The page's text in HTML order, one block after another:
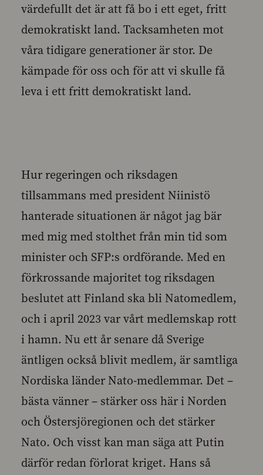
värdefullt det är att få bo i ett eget, fritt
demokratiskt land. Tacksamheten mot
våra tidigare generationer är stor. De
kämpade för oss och för att vi skulle få
leva i ett fritt demokratiskt land.
Hur regeringen och riksdagen
tillsammans med president Niinistö
hanterade situationen är något jag bär
med mig med stolthet från min tid som
minister och SFP:s ordförande. Med en
förkrossande majoritet tog riksdagen
beslutet att Finland ska bli Natomedlem,
och i april 2023 var vårt medlemskap rott
i hamn. Nu ett år senare då Sverige
äntligen också blivit medlem, är samtliga
Nordiska länder Nato-medlemmar. Det –
bästa vänner – stärker oss här i Norden
och Östersjöregionen och det stärker
Nato. Och visst kan man säga att Putin
därför redan förlorat kriget. Hans så